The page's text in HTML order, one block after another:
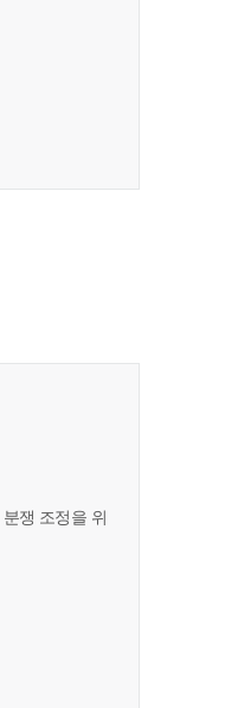
쟁 조정을 위